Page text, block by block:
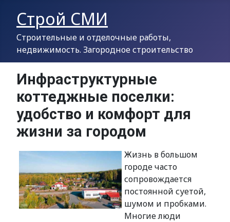
Строй СМИ
Строительные и отделочные работы,
недвижимость. Загородное строительство
Инфраструктурные
коттеджные поселки:
удобство и комфорт для
жизни за городом
Жизнь в большом
городе часто
сопровождается
постоянной суетой,
шумом и пробками.
Многие люди